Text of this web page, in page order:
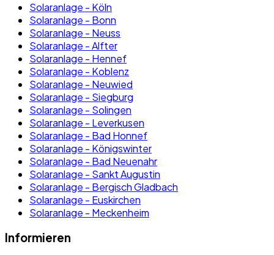
Solaranlage - Köln
Solaranlage - Bonn
Solaranlage - Neuss
Solaranlage - Alfter
Solaranlage - Hennef
Solaranlage - Koblenz
Solaranlage - Neuwied
Solaranlage - Siegburg
Solaranlage - Solingen
Solaranlage - Leverkusen
Solaranlage - Bad Honnef
Solaranlage - Königswinter
Solaranlage - Bad Neuenahr
Solaranlage - Sankt Augustin
Solaranlage - Bergisch Gladbach
Solaranlage - Euskirchen
Solaranlage - Meckenheim
Informieren